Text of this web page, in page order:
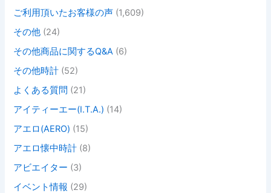
ご利用頂いたお客様の声 (1,609)
その他 (24)
その他商品に関するQ&A (6)
その他時計 (52)
よくある質問 (21)
アイティーエー(I.T.A.) (14)
アエロ(AERO) (15)
アエロ懐中時計 (8)
アビエイター (3)
イベント情報 (29)